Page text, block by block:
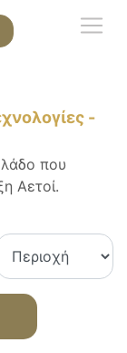
-
που
Αετοί.